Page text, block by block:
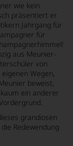
wie kein
präsentiert er
Jahrgang für
für
aus Meunier-
von
Wegen,
beweist,
ein anderer
grandiosen
Redewendung